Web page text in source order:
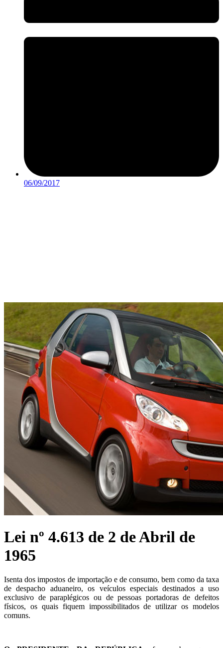
06/09/2017
Lei nº 4.613 de 2 de Abril de
1965
Isenta dos impostos de importação e de consumo, bem como da taxa
de despacho aduaneiro, os veículos especiais destinados a uso
exclusivo de paraplégicos ou de pessoas portadoras de defeitos
físicos, os quais fiquem impossibilitados de utilizar os modelos
comuns.